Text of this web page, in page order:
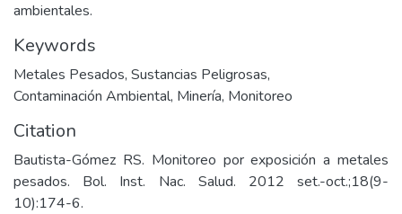
ambientales.
Keywords
Metales Pesados, Sustancias Peligrosas,
Contaminación Ambiental, Minería, Monitoreo
Citation
Bautista-Gómez RS. Monitoreo por exposición a metales
pesados. Bol. Inst. Nac. Salud. 2012 set.-oct.;18(9-
10):174-6.